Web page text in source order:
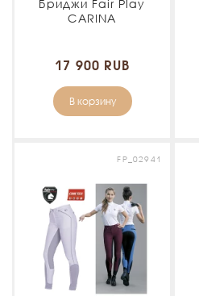
Бриджи Fair Play
CARINA
17 900 RUB
В корзину
FP_02941